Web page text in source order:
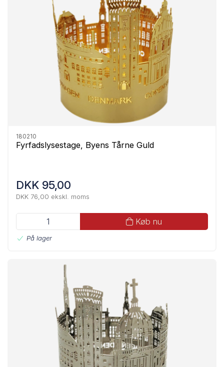
180210
Fyrfadslysestage, Byens Tårne Guld
DKK 95,00
DKK 76,00 ekskl. moms
Køb nu
På lager